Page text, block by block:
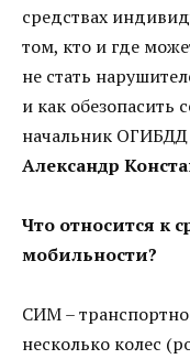
средствах
том, кто и где
не стать
и как обезопасить
начальник ОГИБДД
Александр
Что относится к
мобильности?
СИМ –
несколько колес